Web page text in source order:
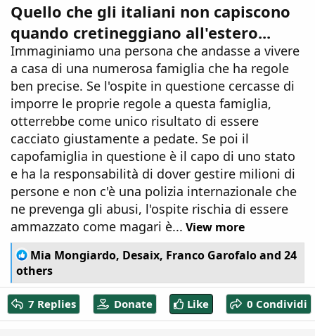
Quello che gli italiani non capiscono
quando cretineggiano all'estero...
Immaginiamo una persona che andasse a vivere
a casa di una numerosa famiglia che ha regole
ben precise. Se l'ospite in questione cercasse di
imporre le proprie regole a questa famiglia,
otterrebbe come unico risultato di essere
cacciato giustamente a pedate. Se poi il
capofamiglia in questione è il capo di uno stato
e ha la responsabilità di dover gestire milioni di
persone e non c'è una polizia internazionale che
ne prevenga gli abusi, l'ospite rischia di essere
ammazzato come magari è... View more
R
e
a
c
t
i
Mia Mongiardo, Desaix, Franco Garofaloand 24
others
7 Replies Donate Like 0 Condividi